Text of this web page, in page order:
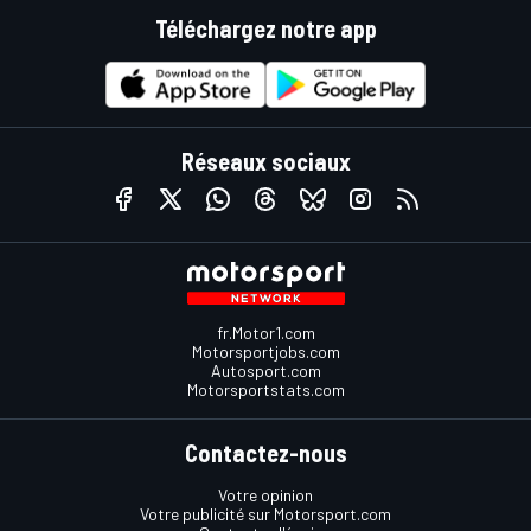
Téléchargez notre app
Réseaux sociaux
fr.Motor1.com
Motorsportjobs.com
Autosport.com
Motorsportstats.com
Contactez-nous
Votre opinion
Votre publicité sur Motorsport.com